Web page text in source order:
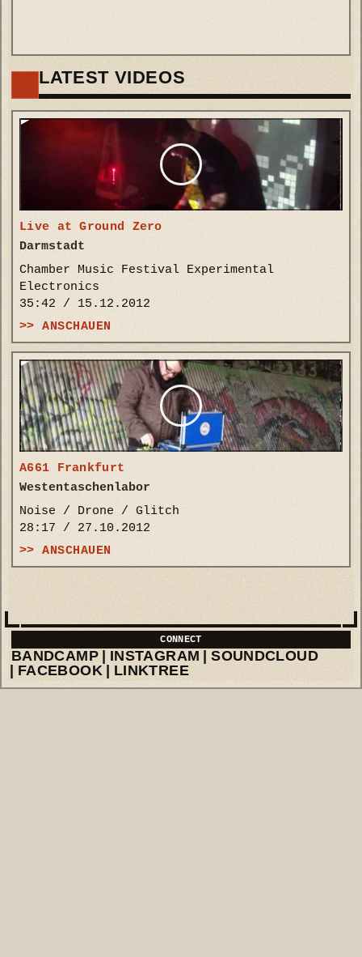
LATEST VIDEOS
Live at Ground Zero
Darmstadt
Chamber Music Festival Experimental
Electronics
35:42 / 15.12.2012
>> ANSCHAUEN
A661 Frankfurt
Westentaschenlabor
Noise / Drone / Glitch
28:17 / 27.10.2012
>> ANSCHAUEN
BANDCAMP INSTAGRAM
SOUNDCLOUD
FACEBOOK
LINKTREE